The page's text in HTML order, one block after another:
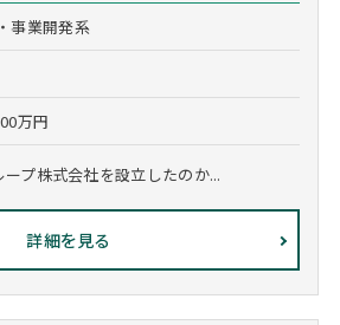
事業開発系
万円
プ株式会社を設立したのか...
詳細を見る